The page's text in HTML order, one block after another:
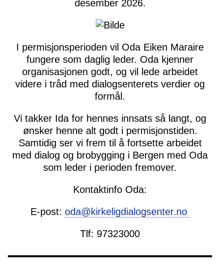
desember 2026.
I permisjonsperioden vil Oda Eiken Maraire
fungere som daglig leder. Oda kjenner
organisasjonen godt, og vil lede arbeidet
videre i tråd med dialogsenterets verdier og
formål.
Vi takker Ida for hennes innsats så langt, og
ønsker henne alt godt i permisjonstiden.
Samtidig ser vi frem til å fortsette arbeidet
med dialog og brobygging i Bergen med Oda
som leder i perioden fremover.
Kontaktinfo Oda:
E-post: oda@kirkeligdialogsenter.no
Tlf: 97323000